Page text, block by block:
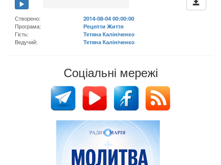
Створено:
2014-08-04 00:00:00
Програма:
Рецепти Життя
Гість:
Тетяна Калініченко
Ведучий:
Тетяна Калініченко
Соціальні мережі